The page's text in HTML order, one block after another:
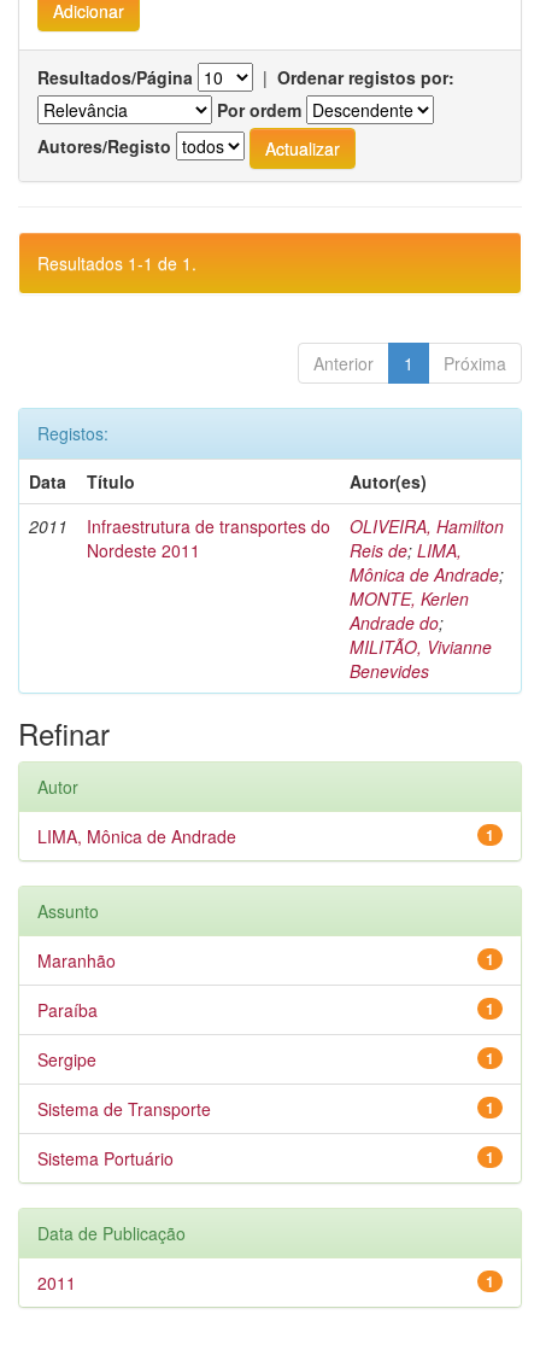
Resultados/Página | Ordenar registos por:
Por ordem
Autores/Registo
Resultados 1-1 de 1.
Anterior 1 Próxima
Registos:
Data
Título
Autor(es)
2011
Infraestrutura de transportes do
Nordeste 2011
OLIVEIRA, Hamilton
Reis de; LIMA,
Mônica de Andrade;
MONTE, Kerlen
Andrade do;
MILITÃO, Vivianne
Benevides
Refinar
Autor
1
LIMA, Mônica de Andrade
Assunto
1
Maranhão
1
Paraíba
1
Sergipe
1
Sistema de Transporte
1
Sistema Portuário
Data de Publicação
1
2011